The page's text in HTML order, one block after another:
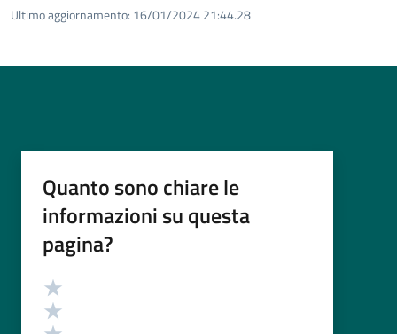
Ultimo aggiornamento: 16/01/2024 21:44.28
Quanto sono chiare le
informazioni su questa
pagina?
Valutazione